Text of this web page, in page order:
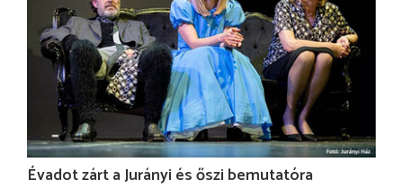
Évadot zárt a Jurányi és őszi bemutatóra